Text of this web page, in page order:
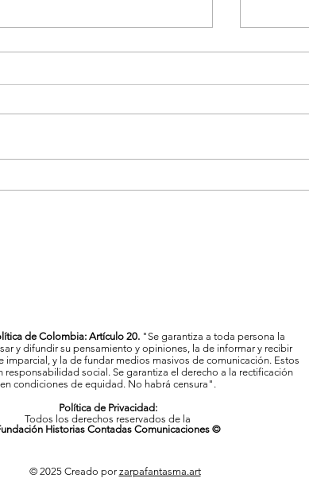
de Colombia: Artículo 20. "Se garantiza a toda persona la
y difundir su pensamiento y opiniones, la de informar y recibir
imparcial, y la de fundar medios masivos de comunicación. Estos
responsabilidad social. Se garantiza el derecho a la rectificación
en condiciones de equidad. No habrá censura".
Política de Privacidad:
Todos los derechos reservados de la
Historias Contadas Comunicaciones ©
© 2025 Creado porzarpafantasma.art